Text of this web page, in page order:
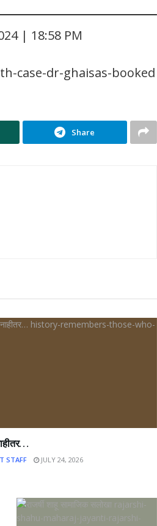
| 18:58 PM
case-dr-ghaisas-booked
Share
STAFF JULY 24, 2026